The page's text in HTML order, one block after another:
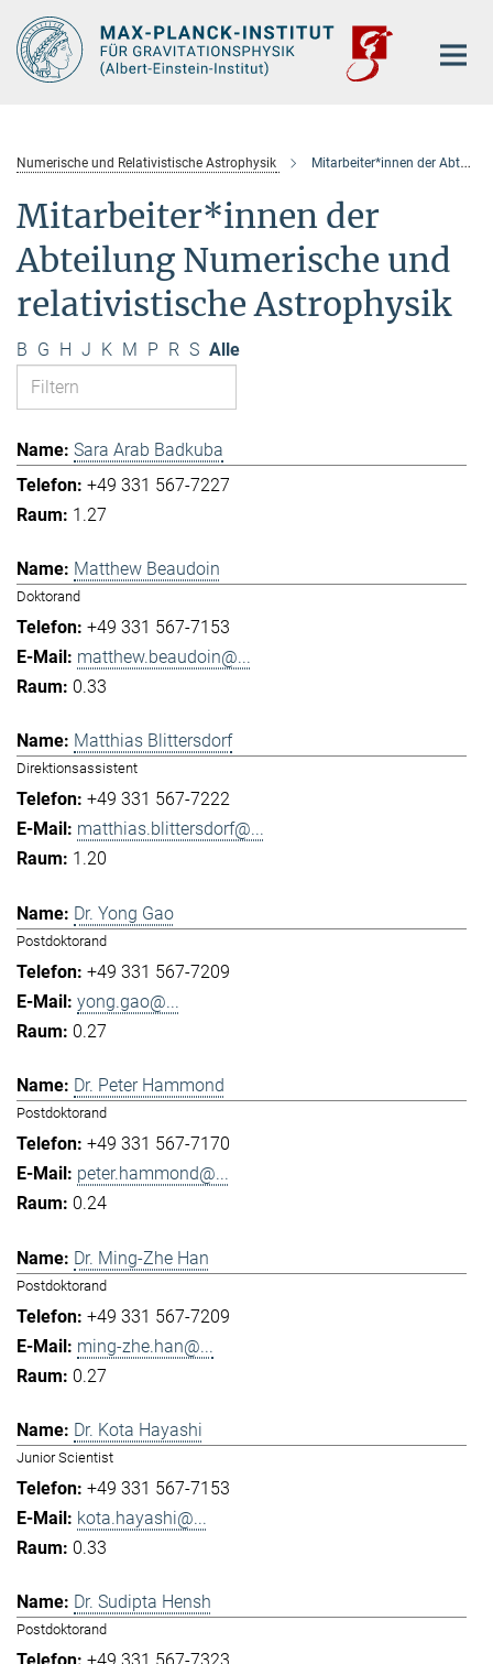
Hauptinhalt
Numerische und Relativistische Astrophysik Mitarbeiter*innen der Abteilung
Mitarbeiter*innen der
Abteilung Numerische und
relativistische Astrophysik
B G H J K M P R S Alle
Sara Arab Badkuba
+49 331 567-7227
1.27
Matthew Beaudoin
Doktorand
+49 331 567-7153
matthew.beaudoin@...
0.33
Matthias Blittersdorf
Direktionsassistent
+49 331 567-7222
matthias.blittersdorf@...
1.20
Dr. Yong Gao
Postdoktorand
+49 331 567-7209
yong.gao@...
0.27
Dr. Peter Hammond
Postdoktorand
+49 331 567-7170
peter.hammond@...
0.24
Dr. Ming-Zhe Han
Postdoktorand
+49 331 567-7209
ming-zhe.han@...
0.27
Dr. Kota Hayashi
Junior Scientist
+49 331 567-7153
kota.hayashi@...
0.33
Dr. Sudipta Hensh
Postdoktorand